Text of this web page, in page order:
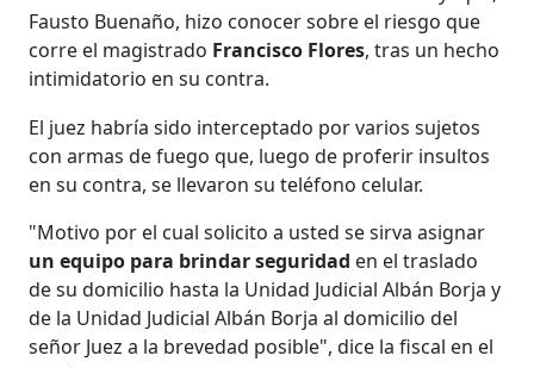
Fausto Buenaño, hizo conocer sobre el riesgo que
corre el magistrado Francisco Flores, tras un hecho
intimidatorio en su contra.
El juez habría sido interceptado por varios sujetos
con armas de fuego que, luego de proferir insultos
en su contra, se llevaron su teléfono celular.
"Motivo por el cual solicito a usted se sirva asignar
un equipo para brindar seguridad en el traslado
de su domicilio hasta la Unidad Judicial Albán Borja y
de la Unidad Judicial Albán Borja al domicilio del
señor Juez a la brevedad posible", dice la fiscal en el